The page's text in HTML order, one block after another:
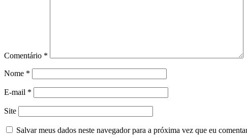
Comentário *
Nome *
E-mail *
Site
Salvar meus dados neste navegador para a próxima vez que eu